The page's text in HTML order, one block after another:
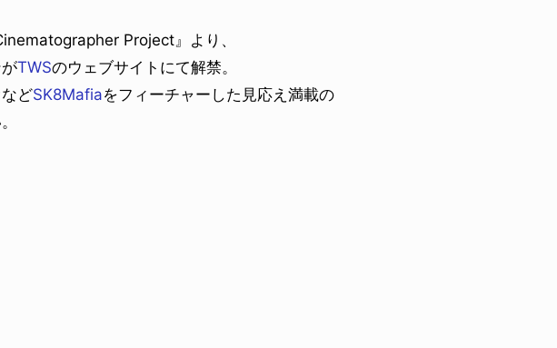
Project』より、
TWSのウェブサイトにて解禁。
どSK8Mafiaをフィーチャーした見応え満載の